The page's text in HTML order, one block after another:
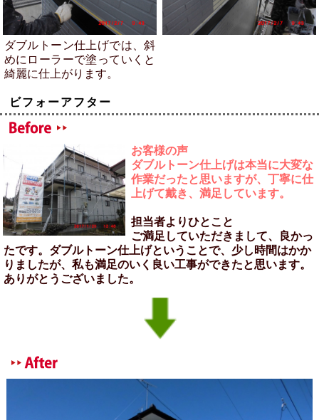
ダブルトーン仕上げでは、斜
めにローラーで塗っていくと
綺麗に仕上がります。
ビフォーアフター
お客様の声
ダブルトーン仕上げは本当に大変な
作業だったと思いますが、丁寧に仕
上げて戴き、満足しています。
担当者よりひとこと
ご満足していただきまして、良かっ
たです。ダブルトーン仕上げということで、少し時間はかか
りましたが、私も満足のいく良い工事ができたと思います。
ありがとうございました。